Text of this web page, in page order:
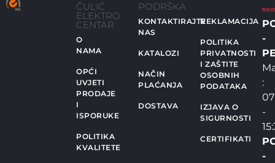
ČULIĆ
ELEKTRO
CENTAR
O
NAMA
OPĆI
UVJETI
PRODAJE
I
ISPORUKE
POLITIKA
KVALITETE
PODRŠKA
KONTAKTIRAJTE
NAS
KATALOZI
NAČIN
PLAĆANJA
DOSTAVA
REKLAMACIJA
POLITIKA
PRIVATNOSTI
I ZAŠTITE
OSOBNIH
PODATAKA
IZJAVA O
SIGURNOSTI
CERTIFIKATI
-
:
-
-